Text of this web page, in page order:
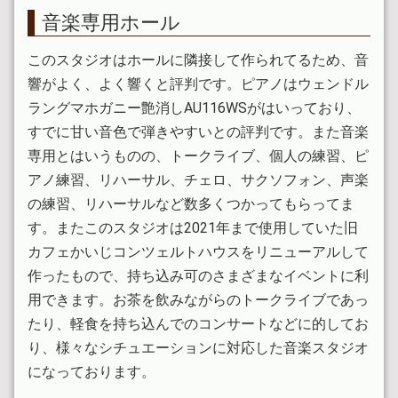
音楽専用ホール
このスタジオはホールに隣接して作られてるため、音
響がよく、よく響くと評判です。ピアノはウェンドル
ラングマホガニー艶消しAU116WSがはいっており、
すでに甘い音色で弾きやすいとの評判です。また音楽
専用とはいうものの、トークライブ、個人の練習、ピ
アノ練習、リハーサル、チェロ、サクソフォン、声楽
の練習、リハーサルなど数多くつかってもらってま
す。またこのスタジオは2021年まで使用していた旧
カフェかいじコンツェルトハウスをリニューアルして
作ったもので、持ち込み可のさまざまなイベントに利
用できます。お茶を飲みながらのトークライブであっ
たり、軽食を持ち込んでのコンサートなどに的してお
り、様々なシチュエーションに対応した音楽スタジオ
になっております。